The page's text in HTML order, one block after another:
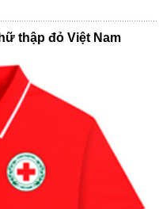
thập đỏ Việt Nam